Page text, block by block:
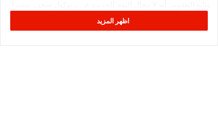
إلى أن الأسرة التربوية قدّمت الكثير من التنازلات ، مقابل برتوكول
صحي بقي مجرّد “حبر على ورق”.
اظهر المزيد